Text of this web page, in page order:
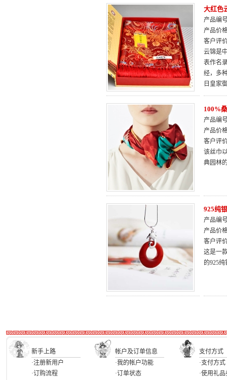
大红色
产品编
产品价
客户评
云锦是
表作名
经，多
日皇家
100%
产品编
产品价
客户评
该丝巾
典园林
925纯
产品编
产品价
客户评
这是一
的925
新手上路 帐户及订单信息
支付方式
·注册新用户
·订购流程
·我的帐户功能
·订单状态
·支付方式
·使用礼品